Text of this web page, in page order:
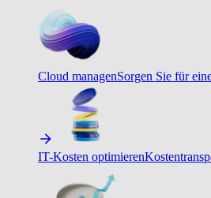
Cloud managenSorgen Sie für
IT-Kosten optimieren